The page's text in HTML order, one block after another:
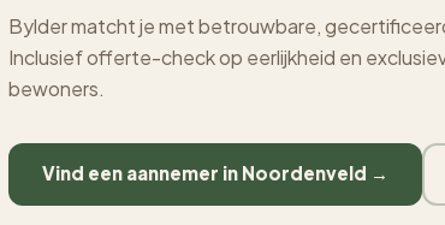
Bylder matcht je met betrouwbare,
Inclusief offerte-check op eerlijkheid en
bewoners.
Vind een aannemer in Noordenveld →